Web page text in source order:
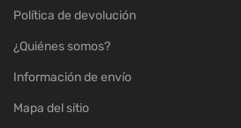
Política de devolución
¿Quiénes somos?
Información de envío
Mapa del sitio